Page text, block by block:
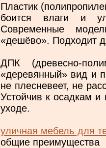
Пластик
боится влаги и
Современные
«дешёво». Подходит
ДПК
«деревянный» вид и
не плесневеет, не
Устойчив к осадкам и
уходе.
уличная мебель для
общие преимущества